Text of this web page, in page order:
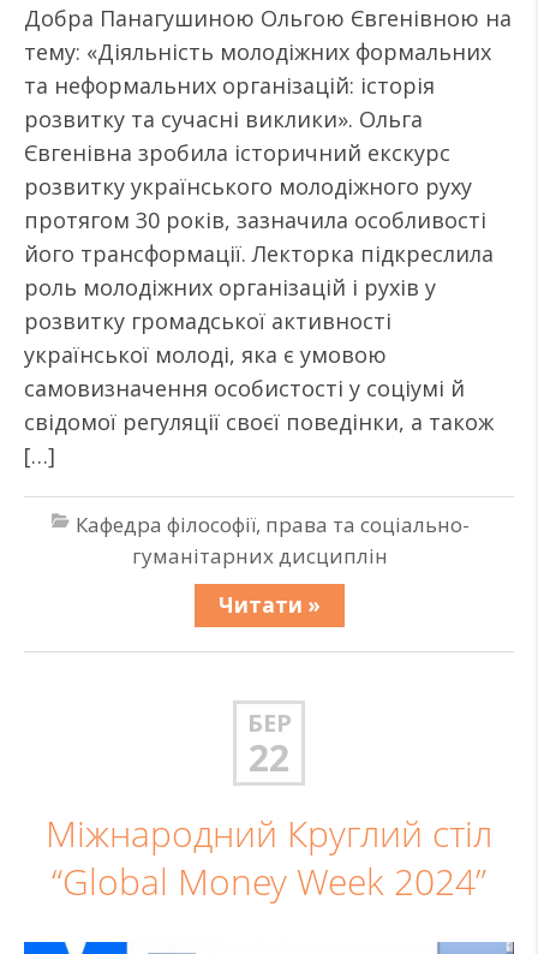
Добра Панагушиною Ольгою Євгенівною на
тему: «Діяльність молодіжних формальних
та неформальних організацій: історія
розвитку та сучасні виклики». Ольга
Євгенівна зробила історичний екскурс
розвитку українського молодіжного руху
протягом 30 років, зазначила особливості
його трансформації. Лекторка підкреслила
роль молодіжних організацій і рухів у
розвитку громадської активності
української молоді, яка є умовою
самовизначення особистості у соціумі й
свідомої регуляції своєї поведінки, а також
[…]
Кафедра філософії, права та соціально-
гуманітарних дисциплін
Читати »
БЕР
22
Міжнародний Круглий стіл
“Global Money Week 2024”